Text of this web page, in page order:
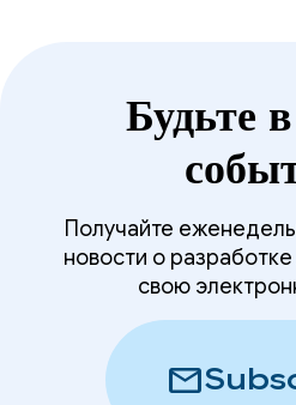
Будьте
Получайте
новости о
свою
mail